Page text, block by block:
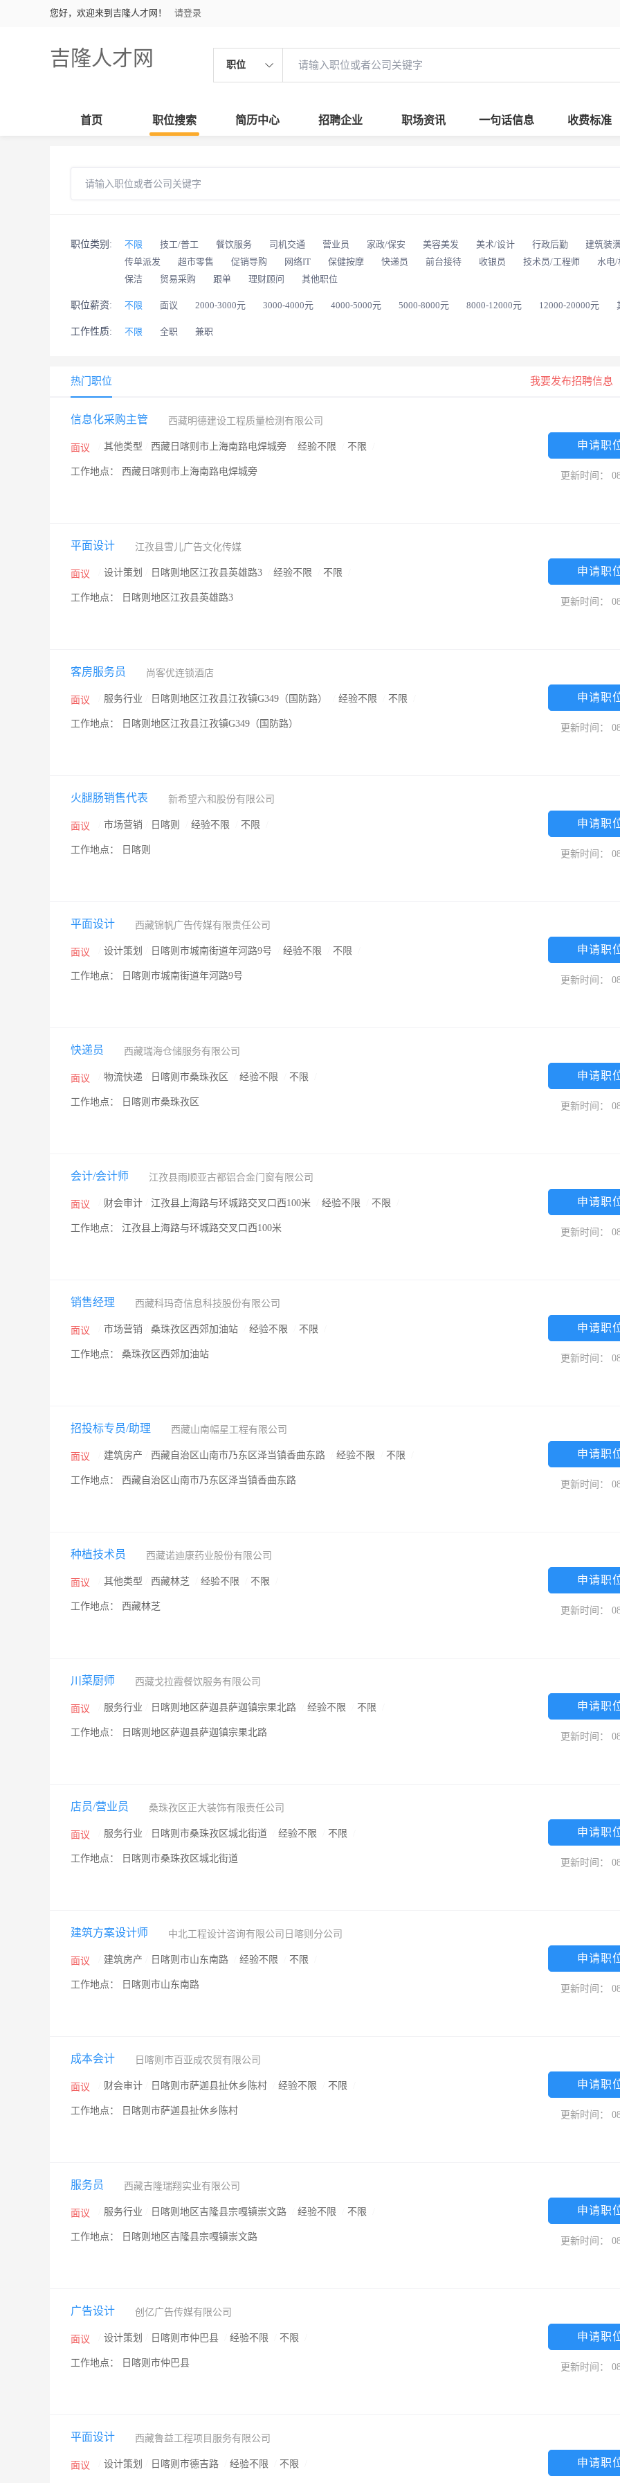
您好，欢迎来到吉隆人才网！ 请登录
吉隆人才网 职位
首页 职位搜索 简历中心 招聘企业 职场资讯 一句话信息 收费标准
职位类别: 不限 技工/普工 餐饮服务 司机交通 营业员 家政/保安 美容美发 美术/设计 行政后勤 建筑装
传单派发
超市零售 促销导购 网络IT 保健按摩 快递员 前台接待 收银员 技术员/工程师 水电/
保洁
贸易采购 跟单 理财顾问 其他职位
职位薪资: 不限 面议 2000-3000元 3000-4000元 4000-5000元 5000-8000元 8000-12000元 12000-20000元
工作性质: 不限 全职 兼职
热门职位 我要发布招聘信息
信息化采购主管 西藏明德建设工程质量检测有限公司
面议 其他类型 西藏日喀则市上海南路电焊城旁 经验不限 不限
工作地点： 西藏日喀则市上海南路电焊城旁
申请职
更新时间：
平面设计 江孜县雪儿广告文化传媒
面议 设计策划 日喀则地区江孜县英雄路3 经验不限 不限
工作地点： 日喀则地区江孜县英雄路3
申请职
更新时间：
客房服务员 尚客优连锁酒店
面议 服务行业 日喀则地区江孜县江孜镇G349（国防路） 经验不限 不限
工作地点： 日喀则地区江孜县江孜镇G349（国防路）
申请职
更新时间：
火腿肠销售代表 新希望六和股份有限公司
面议 市场营销 日喀则 经验不限 不限
工作地点： 日喀则
申请职
更新时间：
平面设计 西藏锦帆广告传媒有限责任公司
面议 设计策划 日喀则市城南街道年河路9号 经验不限 不限
工作地点： 日喀则市城南街道年河路9号
申请职
更新时间：
快递员 西藏瑞海仓储服务有限公司
面议 物流快递 日喀则市桑珠孜区 经验不限 不限
工作地点： 日喀则市桑珠孜区
申请职
更新时间：
会计/会计师 江孜县雨顺亚古都铝合金门窗有限公司
面议 财会审计 江孜县上海路与环城路交叉口西100米 经验不限 不限
工作地点： 江孜县上海路与环城路交叉口西100米
申请职
更新时间：
销售经理 西藏科玛奇信息科技股份有限公司
面议 市场营销 桑珠孜区西郊加油站 经验不限 不限
工作地点： 桑珠孜区西郊加油站
申请职
更新时间：
招投标专员/助理 西藏山南幅星工程有限公司
面议 建筑房产 西藏自治区山南市乃东区泽当镇香曲东路 经验不限 不限
工作地点： 西藏自治区山南市乃东区泽当镇香曲东路
申请职
更新时间：
种植技术员 西藏诺迪康药业股份有限公司
面议 其他类型 西藏林芝 经验不限 不限
工作地点： 西藏林芝
申请职
更新时间：
川菜厨师 西藏戈拉霞餐饮服务有限公司
面议 服务行业 日喀则地区萨迦县萨迦镇宗果北路 经验不限 不限
工作地点： 日喀则地区萨迦县萨迦镇宗果北路
申请职
更新时间：
店员/营业员 桑珠孜区正大装饰有限责任公司
面议 服务行业 日喀则市桑珠孜区城北街道 经验不限 不限
工作地点： 日喀则市桑珠孜区城北街道
申请职
更新时间：
建筑方案设计师 中北工程设计咨询有限公司日喀则分公司
面议 建筑房产 日喀则市山东南路 经验不限 不限
工作地点： 日喀则市山东南路
申请职
更新时间：
成本会计 日喀则市百亚成农贸有限公司
面议 财会审计 日喀则市萨迦县扯休乡陈村 经验不限 不限
工作地点： 日喀则市萨迦县扯休乡陈村
申请职
更新时间：
服务员 西藏吉隆瑞翔实业有限公司
面议 服务行业 日喀则地区吉隆县宗嘎镇崇文路 经验不限 不限
工作地点： 日喀则地区吉隆县宗嘎镇崇文路
申请职
更新时间：
广告设计 创亿广告传媒有限公司
面议 设计策划 日喀则市仲巴县 经验不限 不限
工作地点： 日喀则市仲巴县
申请职
更新时间：
平面设计 西藏鲁益工程项目服务有限公司
面议 设计策划 日喀则市德吉路 经验不限 不限 申请职